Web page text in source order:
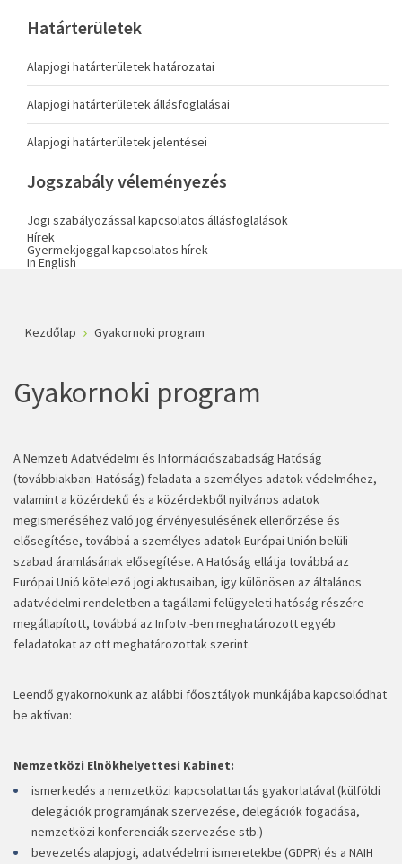
Határterületek
Alapjogi határterületek határozatai
Alapjogi határterületek állásfoglalásai
Alapjogi határterületek jelentései
Jogszabály véleményezés
Jogi szabályozással kapcsolatos állásfoglalások
Hírek
Gyermekjoggal kapcsolatos hírek
In English
Kezdőlap Gyakornoki program
Gyakornoki program
A Nemzeti Adatvédelmi és Információszabadság Hatóság
(továbbiakban: Hatóság) feladata a személyes adatok védelméhez,
valamint a közérdekű és a közérdekből nyilvános adatok
megismeréséhez való jog érvényesülésének ellenőrzése és
elősegítése, továbbá a személyes adatok Európai Unión belüli
szabad áramlásának elősegítése. A Hatóság ellátja továbbá az
Európai Unió kötelező jogi aktusaiban, így különösen az általános
adatvédelmi rendeletben a tagállami felügyeleti hatóság részére
megállapított, továbbá az Infotv.-ben meghatározott egyéb
feladatokat az ott meghatározottak szerint.
Leendő gyakornokunk az alábbi főosztályok munkájába kapcsolódhat
be aktívan:
Nemzetközi Elnökhelyettesi Kabinet:
ismerkedés a nemzetközi kapcsolattartás gyakorlatával (külföldi
delegációk programjának szervezése, delegációk fogadása,
nemzetközi konferenciák szervezése stb.)
bevezetés alapjogi, adatvédelmi ismeretekbe (GDPR) és a NAIH